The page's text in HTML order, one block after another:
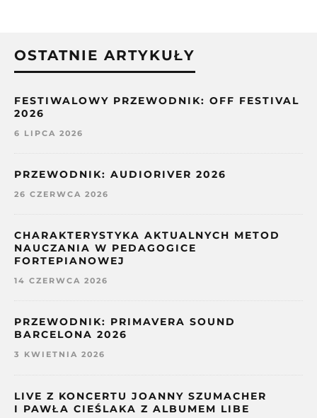
OSTATNIE ARTYKUŁY
FESTIWALOWY PRZEWODNIK: OFF FESTIVAL
2026
6 LIPCA 2026
PRZEWODNIK: AUDIORIVER 2026
26 CZERWCA 2026
CHARAKTERYSTYKA AKTUALNYCH METOD
NAUCZANIA W PEDAGOGICE
FORTEPIANOWEJ
14 CZERWCA 2026
PRZEWODNIK: PRIMAVERA SOUND
BARCELONA 2026
3 KWIETNIA 2026
LIVE Z KONCERTU JOANNY SZUMACHER
I PAWŁA CIEŚLAKA Z ALBUMEM LIBE